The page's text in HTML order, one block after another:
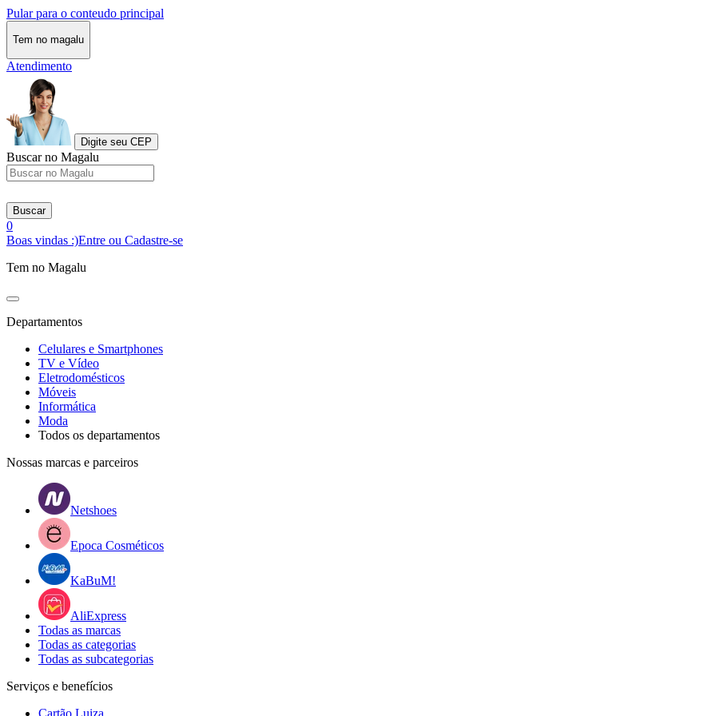
Pular para o conteudo principal
Tem no magalu
Atendimento
Digite seu CEP
Buscar no Magalu
Buscar
0
Boas vindas :)Entre ou Cadastre-se
Tem no Magalu
Departamentos
Celulares e Smartphones
TV e Vídeo
Eletrodomésticos
Móveis
Informática
Moda
Todos os departamentos
Nossas marcas e parceiros
Netshoes
Epoca Cosméticos
KaBuM!
AliExpress
Todas as marcas
Todas as categorias
Todas as subcategorias
Serviços e benefícios
Cartão Luiza